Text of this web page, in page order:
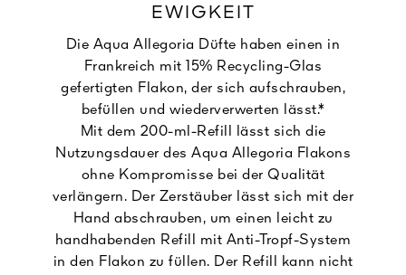
EWIGKEIT
Die Aqua Allegoria Düfte haben einen in
Frankreich mit 15% Recycling-Glas
gefertigten Flakon, der sich aufschrauben,
befüllen und wiederverwerten lässt.*
Mit dem 200-ml-Refill lässt sich die
Nutzungsdauer des Aqua Allegoria Flakons
ohne Kompromisse bei der Qualität
verlängern. Der Zerstäuber lässt sich mit der
Hand abschrauben, um einen leicht zu
handhabenden Refill mit Anti-Tropf-System
in den Flakon zu füllen. Der Refill kann nicht